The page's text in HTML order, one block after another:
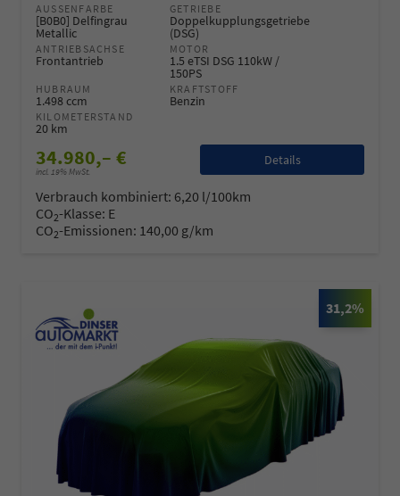
AUSSENFARBE
[B0B0] Delfingrau
Metallic
GETRIEBE
Doppelkupplungsgetriebe
(DSG)
ANTRIEBSACHSE
Frontantrieb
MOTOR
1.5 eTSI DSG 110kW /
150PS
HUBRAUM
1.498 ccm
KRAFTSTOFF
Benzin
KILOMETERSTAND
20 km
34.980,– €
incl. 19% MwSt.
Details
Verbrauch kombiniert: 6,20 l/100km
CO2-Klasse: E
CO2-Emissionen: 140,00 g/km
31,2%